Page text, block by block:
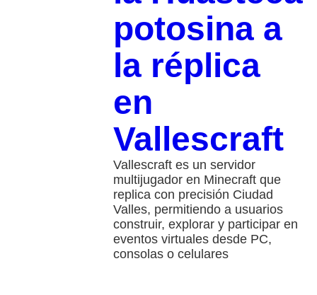
potosina a
la réplica
en
Vallescraft
Vallescraft es un servidor
multijugador en Minecraft que
replica con precisión Ciudad
Valles, permitiendo a usuarios
construir, explorar y participar en
eventos virtuales desde PC,
consolas o celulares